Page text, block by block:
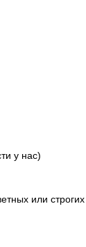
у нас)
или